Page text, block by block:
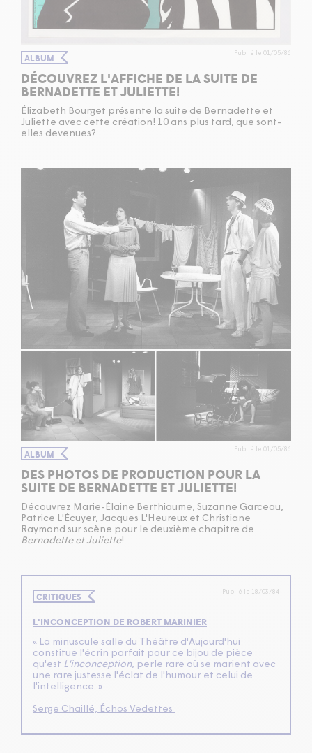
ALBUM Publié le 01/05/86
DÉCOUVREZ L'AFFICHE DE LA SUITE DE
BERNADETTE ET JULIETTE!
Élizabeth Bourget présente la suite de Bernadette et
Juliette avec cette création! 10 ans plus tard, que sont-
elles devenues?
ALBUM Publié le 01/05/86
DES PHOTOS DE PRODUCTION POUR LA
SUITE DE BERNADETTE ET JULIETTE!
Découvrez Marie-Élaine Berthiaume, Suzanne Garceau,
Patrice L'Écuyer, Jacques L'Heureux et Christiane
Raymond sur scène pour le deuxième chapitre de
Bernadette et Juliette!
CRITIQUES Publié le 18/03/84
L'INCONCEPTION DE ROBERT MARINIER
« La minuscule salle du Théâtre d'Aujourd'hui
constitue l'écrin parfait pour ce bijou de pièce
qu'est L'inconception, perle rare où se marient avec
une rare justesse l'éclat de l'humour et celui de
l'intelligence. »
Serge Chaillé, Échos Vedettes